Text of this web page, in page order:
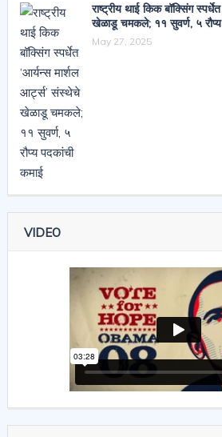
राष्ट्रीय थाई किक बॉक्सिंग
खेळाडू चमकले; ११ सुवर्ण, ५ रौप्य
May 27, 2025
VIDEO